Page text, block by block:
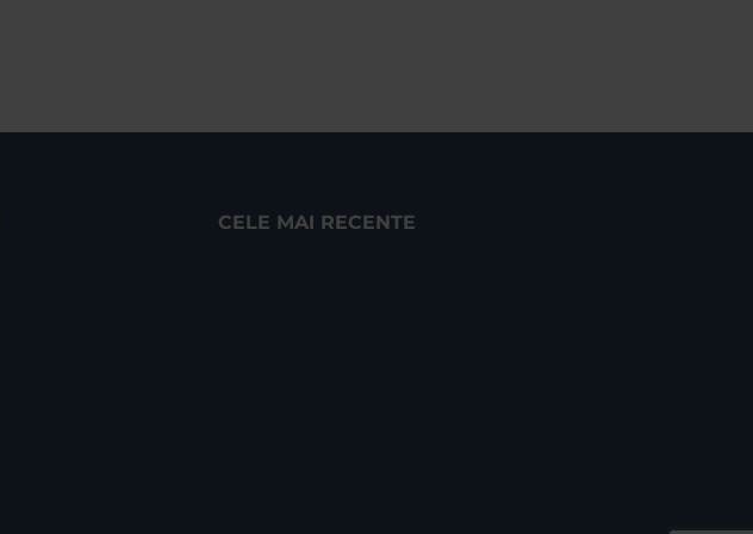
CELE MAI RECENTE